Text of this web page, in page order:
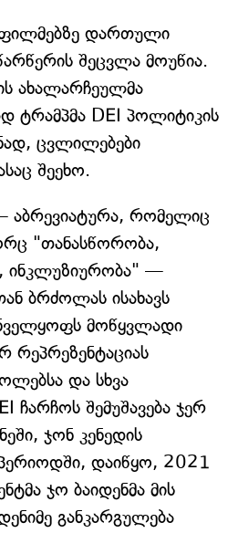
ფილმებზე დართული
შეცვლა მოუწია.
ახალარჩეულმა
ტრამპმა DEI პოლიტიკის
ცვლილებები
შეეხო.
აბრევიატურა, რომელიც
"თანასწორობა,
ინკლუზიურობა" —
ბრძოლას ისახავს
მოწყვლადი
რეპრეზენტაციას
და სხვა
ჩარჩოს შემუშავება ჯერ
ჯონ კენედის
დაიწყო, 2021
ჯო ბაიდენმა მის
განკარგულება